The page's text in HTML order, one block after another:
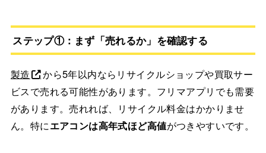
ステップ①：まず「売れるか」を確認する
製造
から5年以内ならリサイクルショップや買取サー
ビスで売れる可能性があります。フリマアプリでも需要
があります。売れれば、リサイクル料金はかかりませ
ん。特にエアコンは高年式ほど高値がつきやすいです。